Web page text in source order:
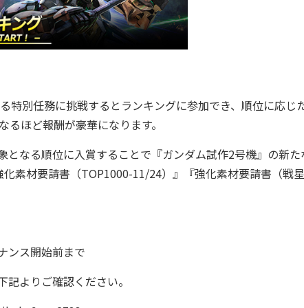
別任務に挑戦するとランキングに参加でき、順位に応じ
ほど報酬が豪華になります。
なる順位に入賞することで『ガンダム試作2号機』の新た
素材要請書（TOP1000-11/24）』『強化素材要請書（戦星
ンス開始前まで
記よりご確認ください。